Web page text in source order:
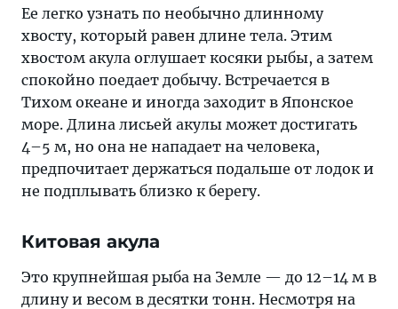
Ее легко узнать по необычно длинному
хвосту, который равен длине тела. Этим
хвостом акула оглушает косяки рыбы, а затем
спокойно поедает добычу. Встречается в
Тихом океане и иногда заходит в Японское
море. Длина лисьей акулы может достигать
4–5 м, но она не нападает на человека,
предпочитает держаться подальше от лодок и
не подплывать близко к берегу.
Китовая акула
Это крупнейшая рыба на Земле — до 12–14 м в
длину и весом в десятки тонн. Несмотря на